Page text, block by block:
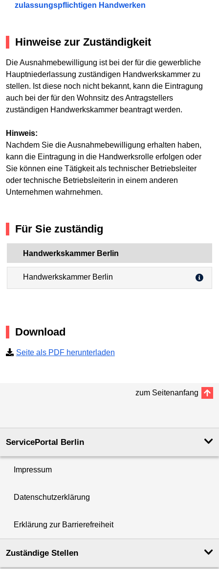
zulassungspflichtigen Handwerken
Hinweise zur Zuständigkeit
Die Ausnahmebewilligung ist bei der für die gewerbliche
Hauptniederlassung zuständigen Handwerkskammer zu
stellen. Ist diese noch nicht bekannt, kann die Eintragung
auch bei der für den Wohnsitz des Antragstellers
zuständigen Handwerkskammer beantragt werden.
Hinweis:
Nachdem Sie die Ausnahmebewilligung erhalten haben,
kann die Eintragung in die Handwerksrolle erfolgen oder
Sie können eine Tätigkeit als technischer Betriebsleiter
oder technische Betriebsleiterin in einem anderen
Unternehmen wahrnehmen.
Für Sie zuständig
Handwerkskammer Berlin
Handwerkskammer Berlin
Download
Seite als PDF herunterladen
zum Seitenanfang
ServicePortal Berlin
Impressum
Datenschutzerklärung
Erklärung zur Barrierefreiheit
Zuständige Stellen